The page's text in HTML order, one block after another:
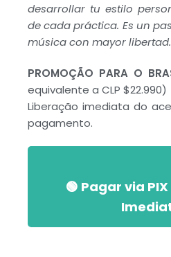
desarrollar tu estilo
de cada práctica. Es un
música con mayor libertad.
PROMOÇÃO PARA O
equivalente a CLP $22.990)
Liberação imediata do
pagamento.
🟢 Pagar via